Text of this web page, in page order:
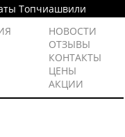
Топчиашвили
НОВОСТИ
ОТЗЫВЫ
КОНТАКТЫ
ЦЕНЫ
АКЦИИ